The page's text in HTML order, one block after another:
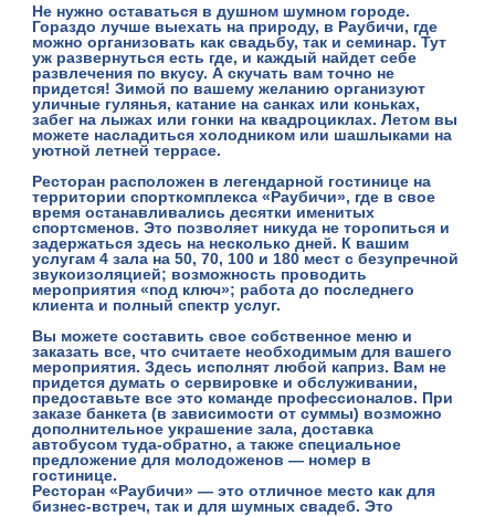
Не нужно оставаться в душном шумном городе.
Гораздо лучше выехать на природу, в Раубичи, где
можно организовать как свадьбу, так и семинар. Тут
уж развернуться есть где, и каждый найдет себе
развлечения по вкусу. А скучать вам точно не
придется! Зимой по вашему желанию организуют
уличные гулянья, катание на санках или коньках,
забег на лыжах или гонки на квадроциклах. Летом вы
можете насладиться холодником или шашлыками на
уютной летней террасе.
Ресторан расположен в легендарной гостинице на
территории спорткомплекса «Раубичи», где в свое
время останавливались десятки именитых
спортсменов. Это позволяет никуда не торопиться и
задержаться здесь на несколько дней. К вашим
услугам 4 зала на 50, 70, 100 и 180 мест с безупречной
звукоизоляцией; возможность проводить
мероприятия «под ключ»; работа до последнего
клиента и полный спектр услуг.
Вы можете составить свое собственное меню и
заказать все, что считаете необходимым для вашего
мероприятия. Здесь исполнят любой каприз. Вам не
придется думать о сервировке и обслуживании,
предоставьте все это команде профессионалов. При
заказе банкета (в зависимости от суммы) возможно
дополнительное украшение зала, доставка
автобусом туда-обратно, а также специальное
предложение для молодоженов ― номер в
гостинице.
Ресторан «Раубичи» ― это отличное место как для
бизнес-встреч, так и для шумных свадеб. Это